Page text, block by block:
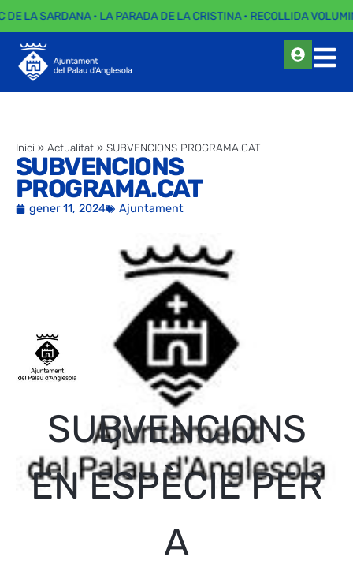
LA SARDANA · LA PARADA DE LA CRISTINA · RECOLLIDA
Inici » Actualitat » SUBVENCIONS PROGRAMA.CAT
SUBVENCIONS
PROGRAMA.CAT
gener 11, 2024 Ajuntament
SUBVENCIONS
EN ESPÈCIE PER
A